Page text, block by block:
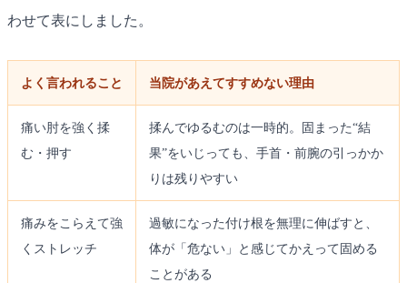
わせて表にしました。
よく言われること 当院があえてすすめない理由
痛い肘を強く揉
む・押す
揉んでゆるむのは一時的。固まった“結
果”をいじっても、手首・前腕の引っかか
りは残りやすい
痛みをこらえて強
くストレッチ
過敏になった付け根を無理に伸ばすと、
体が「危ない」と感じてかえって固める
ことがある